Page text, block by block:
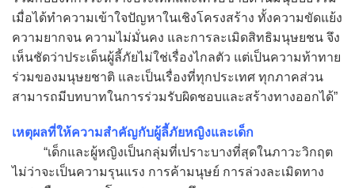
เมื่อได้ทำความเข้าใจปัญหาในเชิงโครงสร้าง ทั้งความขัดแย้ง
ความยากจน ความไม่มั่นคง และการละเมิดสิทธิมนุษยชน จึง
เห็นชัดว่าประเด็นผู้ลี้ภัยไม่ใช่เรื่องไกลตัว แต่เป็นความท้าทาย
ร่วมของมนุษยชาติ และเป็นเรื่องที่ทุกประเทศ ทุกภาคส่วน
สามารถมีบทบาทในการร่วมรับผิดชอบและสร้างทางออกได้”
เหตุผลที่ให้ความสำคัญกับผู้ลี้ภัยหญิงและเด็ก
“เด็กและผู้หญิงเป็นกลุ่มที่เปราะบางที่สุดในภาวะวิกฤต
ไม่ว่าจะเป็นความรุนแรง การค้ามนุษย์ การล่วงละเมิดทาง